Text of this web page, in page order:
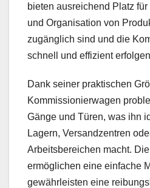
bieten ausreichend Platz
und Organisation von
zugänglich sind und die
schnell und effizient
Dank seiner praktischen
Kommissionierwagen
Gänge und Türen, was ihn
Lagern, Versandzentren
Arbeitsbereichen macht.
ermöglichen eine einfache
gewährleisten eine